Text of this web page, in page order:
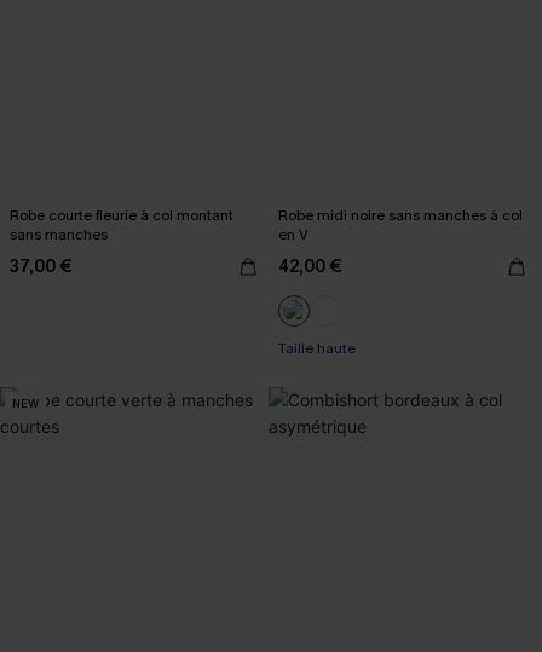
Robe courte fleurie à col montant
sans manches
37,00 €
Robe midi noire sans manches à col
en V
42,00 €
Taille haute
NEW